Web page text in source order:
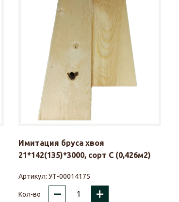
Имитация бруса хвоя
21*142(135)*3000, сорт С (0,426м2)
Артикул:УТ-00014175
Кол-во – +